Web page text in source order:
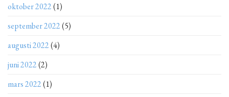
oktober 2022(1)
september 2022(5)
augusti 2022(4)
juni 2022(2)
mars 2022(1)